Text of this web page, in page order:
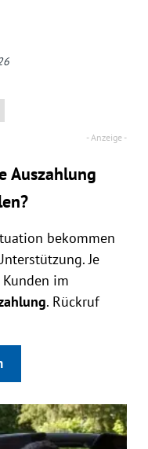
Auszahlung
bekommen
Je
im
. Rückruf